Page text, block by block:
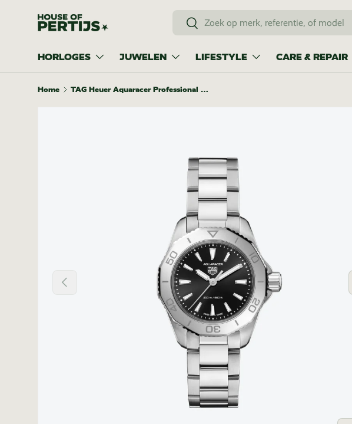
Ga naar inhoud ZoekenZoeken
HORLOGES JUWELEN LIFESTYLE CARE & REPAIR
Home TAG Heuer Aquaracer Professional 200
Vorige